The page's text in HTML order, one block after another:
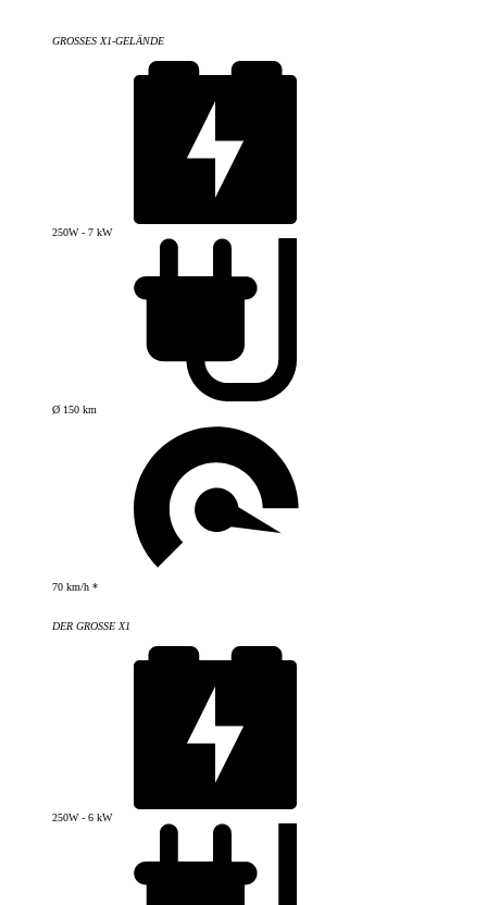
GROSSES X1-GELÄNDE
250W - 7 kW
Ø 150 km
70 km/h *
DER GROSSE X1
250W - 6 kW